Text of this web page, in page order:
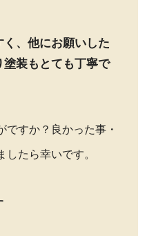
、他にお願いした
装もとても丁寧で
ですか？良かった事・
たら幸いです。